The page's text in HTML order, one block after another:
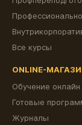
Все курсы
ONLINE-
Обучение онлайн
Готовые
Журналы